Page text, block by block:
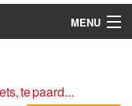
MENU
te paard...